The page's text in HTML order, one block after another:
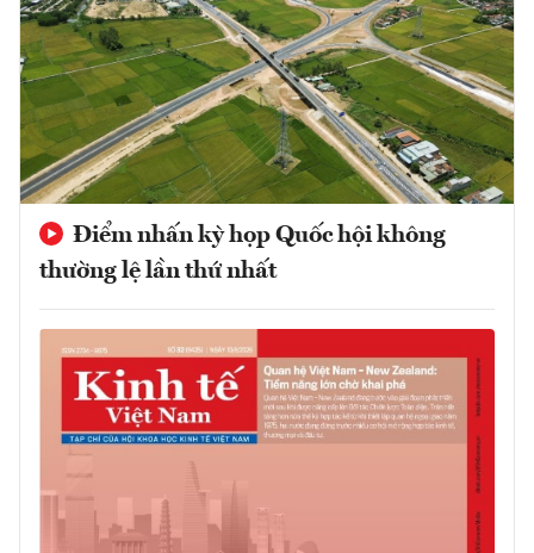
Điểm nhấn kỳ họp Quốc hội không
thường lệ lần thứ nhất